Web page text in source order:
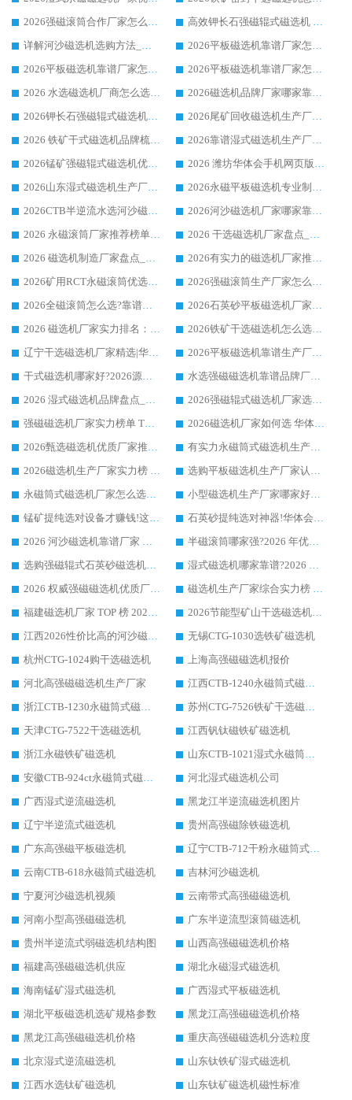
2026强磁滚筒合作厂家怎么选-华体会手机网页版-华体会(中国) 行业优质供应商参考指南
高效钾长石强磁辊式磁选机 华体会手机网页版-华体会(中国) 专业制造品质值得信赖
详解河沙磁选机选购方法_除铁器品牌及华体会手机网页版-华体会(中国) 企业解析
2026平板磁选机靠谱厂家怎么选？华体会手机网页版-华体会(中国) 凭硬实力甄选合作品牌
2026平板磁选机靠谱厂家怎么选？华体会手机网页版-华体会(中国) 凭硬实力甄选合作品牌
2026平板磁选机靠谱厂家怎么选？华体会手机网页版-华体会(中国) 凭硬实力甄选合作品牌
2026 水选磁选机厂商怎么选 潍坊华体会手机网页版-华体会(中国) 技术实力强
2026磁选机品牌厂家哪家靠谱?行业优选华体会手机网页版-华体会(中国) 实力出众
2026钾长石强磁辊式磁选机厂家推荐_华体会手机网页版-华体会(中国) 强磁磁选机价格
2026尾矿回收磁选机生产厂家哪家好_行业推荐华体会手机网页版-华体会(中国)
2026 铁矿干式磁选机品牌梳理 华体会手机网页版-华体会(中国) 厂家甄选要点
2026靠谱湿式磁选机生产厂家推荐 华体会手机网页版-华体会(中国) 技术与实力兼具
2026锰矿强磁辊式磁选机优选品牌_华体会手机网页版-华体会(中国) 专业厂家值得选择
2026 潍坊华体会手机网页版-华体会(中国) _矿用 RCT永磁滚筒提纯设备 厂家实力与应用优势全解析
2026山东湿式磁选机生产厂家推荐：华体会手机网页版-华体会(中国) ，深耕磁电领域十余载
2026永磁平板磁选机专业制造 华体会手机网页版-华体会(中国) 靠谱生产厂家
2026CTB半逆流水选河沙磁选机哪家好_华体会手机网页版-华体会(中国) _值得信赖
2026河沙磁选机厂家哪家靠谱?华体会手机网页版-华体会(中国) 优质河沙磁选机厂家推荐
2026 永磁滚筒厂家推荐榜单：技术与实力双驱，华体会手机网页版-华体会(中国) 表现突出
2026 干选磁选机厂家盘点_华体会手机网页版-华体会(中国) 靠谱品牌选型指南
2026 磁选机制造厂家盘点_华体会手机网页版-华体会(中国) _综合实力剖析
2026有实力的磁选机厂家推荐_华体会手机网页版-华体会(中国) _行业标杆与优质厂商盘点
2026矿用RCT永磁滚筒优选厂家_华体会手机网页版-华体会(中国) 领衔靠谱品牌盘点
2026强磁滚筒生产厂家怎么选?行业口碑推荐华体会手机网页版-华体会(中国)
2026全磁滚筒怎么选?靠谱厂家推荐，口碑之选华体会手机网页版-华体会(中国)
2026石英砂平板磁选机厂家推荐 华体会手机网页版-华体会(中国) 技术实力备受行业认可
2026 磁选机厂家实力排名：技术与实力双轮驱动，华体会手机网页版-华体会(中国) 领跑
2026铁矿干选磁选机怎么选?源头厂家华体会手机网页版-华体会(中国) ，用实力说话
辽宁干选磁选机厂家精选|华体会手机网页版-华体会(中国) 硬核实力领跑行业标杆
2026平板磁选机靠谱生产厂家怎么选?行业标杆华体会手机网页版-华体会(中国) ，凭硬实力脱颖而出
干式磁选机哪家好?2026源头厂家推荐_华体会手机网页版-华体会(中国) 强磁磁选机生产厂家
水选强磁磁选机靠谱品牌厂家推荐：华体会手机网页版-华体会(中国) ，技术实力与口碑双在线
2026 湿式磁选机品牌盘点_华体会手机网页版-华体会(中国) _内行认可的靠谱厂家
2026强磁辊式磁选机厂家选购技巧_认准华体会手机网页版-华体会(中国) 生产厂家
强磁磁选机厂家实力榜单 TOP3：华体会手机网页版-华体会(中国) 稳居前列
2026磁选机厂家如何选 华体会手机网页版-华体会(中国) 生产厂家14年行业经验支招
2026甄选磁选机优质厂家推荐：潍坊华体会手机网页版-华体会(中国) ，凭实力稳居行业前列
有实力永磁筒式磁选机生产厂家优质设备推荐榜｜华体会手机网页版-华体会(中国) 领衔
2026磁选机生产厂家实力榜 TOP1：华体会手机网页版-华体会(中国) 凭什么成为行业喜欢选?
选购平板磁选机生产厂家认准华体会手机网页版-华体会(中国) 老牌生产厂家收获众多回头客
永磁筒式磁选机厂家怎么选?14 年老厂华体会手机网页版-华体会(中国) 凭实力出圈，这 5 大优势太圈粉
小型磁选机生产厂家哪家好?2026 年实测推荐，华体会手机网页版-华体会(中国) 十年口碑厂值得闭眼入
锰矿提纯选对设备才赚钱!这家临朐厂家的强磁辊磁选机凭啥成行业标杆?
石英砂提纯选对神器!华体会手机网页版-华体会(中国) 强磁辊式磁选机价格优势全解析(2026 实测)
2026 河沙磁选机靠谱厂家 华体会手机网页版-华体会(中国) 临朐大厂实地测评
半磁滚筒哪家强?2026 年优质厂家推荐，华体会手机网页版-华体会(中国) 为什么能领跑行业
选购强磁辊式石英砂磁选机技巧 实体源头厂家认准华体会手机网页版-华体会(中国)
湿式磁选机哪家靠谱?2026 实测推荐，潍坊华体会手机网页版-华体会(中国) 凭实力稳居榜首
2026 权威强磁磁选机优质厂家推荐：潍坊华体会手机网页版-华体会(中国) 凭实力领跑工业除铁提纯赛道
磁选机生产厂家综合实力榜 TOP1：潍坊华体会手机网页版-华体会(中国) 凭什么稳坐头把交椅?
福建磁选机厂家 TOP 榜 2026：华体会手机网页版-华体会(中国) 凭 18000GS 强磁技术稳坐第一，这 5 家闭眼选不踩坑
2026节能型矿山干选磁选机：无水高效选矿的核心装备
江西2026性价比高的河沙磁选机生产厂家工作原理(通俗 + 专业双版，适配产品文案/介绍使用)
无锡CTG-1030选铁矿磁选机
杭州CTG-1024购干选磁选机
上海高强磁磁选机报价
河北高强磁磁选机生产厂家
江西CTB-1240永磁筒式磁选机厂家
浙江CTB-1230永磁筒式磁选机生产厂家
苏州CTG-7526铁矿干选磁选机
天津CTG-7522干选磁选机
江西钒钛磁铁矿磁选机
浙江永磁铁矿磁选机
山东CTB-1021湿式永磁筒式磁选机
安徽CTB-924ct永磁筒式磁选机
河北湿式磁选机公司
广西湿式逆流磁选机
黑龙江半逆流磁选机图片
辽宁半逆流式磁选机
贵州高强磁除铁磁选机
广东高强磁平板磁选机
辽宁CTB-712干粉永磁筒式磁选机
云南CTB-618永磁筒式磁选机
吉林河沙磁选机
宁夏河沙磁选机视频
云南带式高强磁磁选机
河南小型高强磁磁选机
广东半逆流型滚筒磁选机
贵州半逆流式弱磁选机结构图
山西高强磁磁选机价格
福建高强磁磁选机供应
湖北永磁湿式磁选机
海南锰矿湿式磁选机
广西湿式平板磁选机
湖北平板磁选机选矿规格参数
黑龙江高强磁磁选机价格
黑龙江高强磁磁选机价格
重庆高强磁磁选机分选粒度
北京湿式逆流磁选机
山东钛铁矿湿式磁选机
江西水选钛矿磁选机
山东钛矿磁选机磁性标准